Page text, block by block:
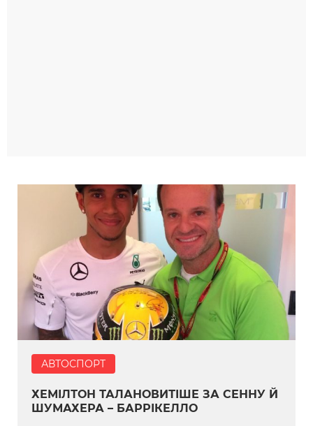
АВТОСПОРТ
ХЕМІЛТОН ТАЛАНОВИТІШЕ ЗА СЕННУ Й
ШУМАХЕРА – БАРРІКЕЛЛО